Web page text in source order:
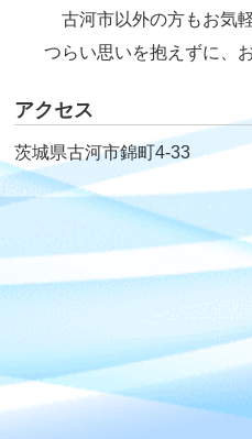
古河市以外の方もお気
つらい思いを抱えずに、
アクセス
茨城県古河市錦町4-33